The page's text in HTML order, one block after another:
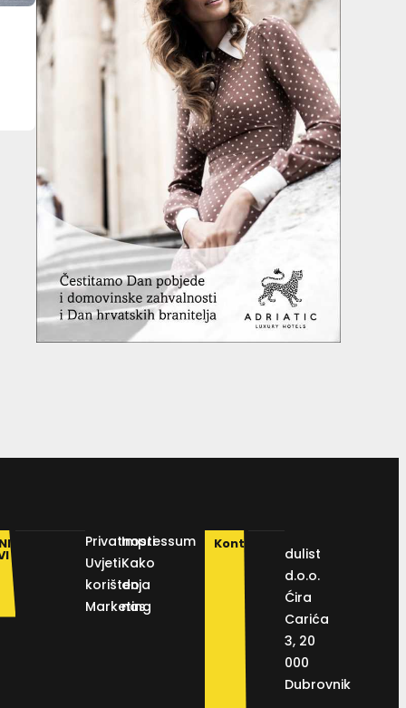
Privatnosti
Uvjeti
korištenja
Marketing
Impressum
Kako
do
nas
Kontakt
dulist
d.o.o.
Ćira
Carića
3, 20
000
Dubrovnik